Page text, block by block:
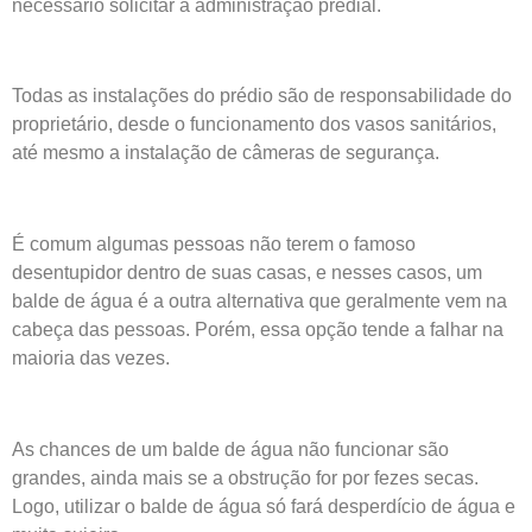
necessário solicitar à administração predial.
Todas as instalações do prédio são de responsabilidade do
proprietário, desde o funcionamento dos vasos sanitários,
até mesmo a instalação de câmeras de segurança.
É comum algumas pessoas não terem o famoso
desentupidor dentro de suas casas, e nesses casos, um
balde de água é a outra alternativa que geralmente vem na
cabeça das pessoas. Porém, essa opção tende a falhar na
maioria das vezes.
As chances de um balde de água não funcionar são
grandes, ainda mais se a obstrução for por fezes secas.
Logo, utilizar o balde de água só fará desperdício de água e